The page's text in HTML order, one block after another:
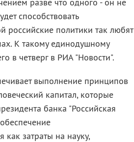
способствовать
российские политики так любят
К такому единодушному
в четверг в РИА "Новости".
выполнение принципов
капитал, которые
банка "Российская
как затраты на науку,